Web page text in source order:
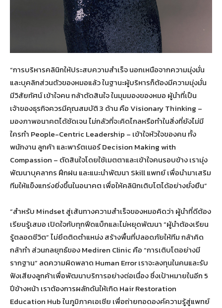
“การบริหารคลินิกให้ประสบความสำเร็จ นอกเหนือจากความมุ่งมั่น
และบุคลิกส่วนตัวของหมอแล้ว ในฐานะผู้บริหารก็ต้องมีความมุ่งมั่น
มีวิสัยทัศน์ เข้าใจคน กล้าตัดสินใจ ในมุมมองของหมอ ผู้นำที่เป็น
เจ้าของธุรกิจควรมีคุณสมบัติ 3 ด้าน คือ Visionary Thinking –
มองภาพอนาคตได้ชัดเจน ไม่กลัวที่จะคิดไกลหรือทำในสิ่งที่ยังไม่มี
ใครทำ People-Centric Leadership – เข้าใจหัวใจของคน ทั้ง
พนักงาน ลูกค้า และพาร์ตเนอร์ Decision Making with
Compassion – ตัดสินใจโดยใช้เมตตาและเข้าใจคนรอบข้าง เรามุ่ง
พัฒนาบุคลากร ฝึกฝน และแนะนำพัฒนา Skill แพทย์ เพื่อนำมาเสริม
ทีมให้แข็งแกร่งยิ่งขึ้นในอนาคต เพื่อให้คลินิกเติบโตได้อย่างยั่งยืน”
“สำหรับ Mindset สู่เส้นทางความสำเร็จของหมอคิดว่า ผู้นำที่ดีต้อง
เรียนรู้เสมอ เปิดใจกับทุกฟีดแบ็กและไม่หยุดพัฒนา “ผู้นำต้องเรียน
รู้ตลอดชีวิต” ไม่ยึดติดตำแหน่ง สร้างพื้นที่ปลอดภัยให้ทีม กล้าคิด
กล้าทำ ส่วนกลยุทธ์ของ Mediren Clinic คือ “การเติบโตอย่างมี
รากฐาน” ลดความผิดพลาด Human Error เราจะลงทุนในคนและรับ
ฟังเสียงลูกค้าเพื่อพัฒนาบริการอย่างต่อเนื่อง ซึ่งเป้าหมายในอีก 5
ปีข้างหน้า เราต้องการผลักดันให้เกิด Hair Restoration
Education Hub ในภูมิภาคเอเชีย เพื่อถ่ายทอดองค์ความรู้สู่แพทย์